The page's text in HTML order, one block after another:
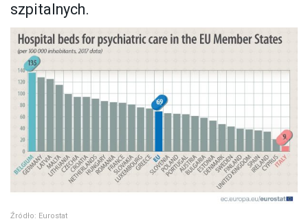
szpitalnych.
Źródło: Eurostat